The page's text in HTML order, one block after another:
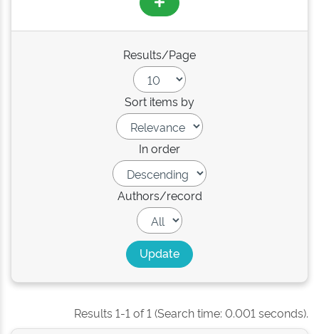
Results/Page
Sort items by
In order
Authors/record
Results 1-1 of 1 (Search time: 0.001 seconds).